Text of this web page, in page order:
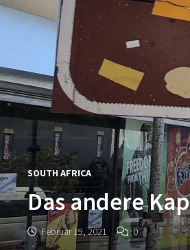
SOUTH AFRICA
Das andere
Februar 19, 2021 0